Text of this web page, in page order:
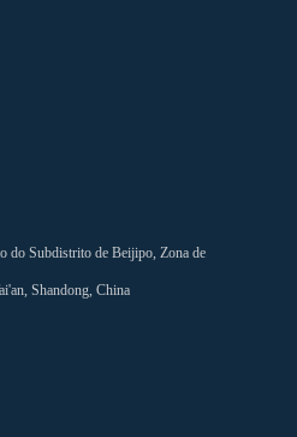
do Subdistrito de Beijipo, Zona de
Shandong, China